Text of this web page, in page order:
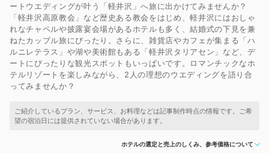
ートウエディングが叶う「軽井沢」へ旅に出かけてみませんか？
「軽井沢高原教会」など歴史ある教会をはじめ、軽井沢にはおしゃ
れなチャペルや披露宴会場があるホテルも多く、結婚式の下見を兼
ねたカップル旅にぴったり。さらに、雑貨店やカフェが集まる「ハ
ルニレテラス」や湖や美術館もある「軽井沢タリアセン」など、デ
ートにぴったりな観光スポットもいっぱいです。ロマンチックなホ
テルリゾートを楽しみながら、2人の理想のウエディングを語り合
ってみませんか？
ホテルの選定と売上のしくみ、参考価格について